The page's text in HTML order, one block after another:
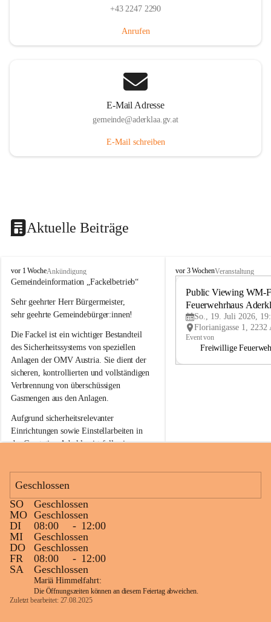
+43 2247 2290
Anrufen
E-Mail Adresse
gemeinde@aderklaa.gv.at
E-Mail schreiben
Aktuelle Beiträge
A
d
r
k
a
a
vor 1 WocheAnkündigung
Gemeindeinformation „Fackelbetrieb“
Sehr geehrter Herr Bürgermeister,
sehr geehrte Gemeindebürger:innen!
Die Fackel ist ein wichtiger Bestandteil
des Sicherheitssystems von speziellen
Anlagen der OMV Austria. Sie dient der
sicheren, kontrollierten und vollständigen
Verbrennung von überschüssigen
Gasmengen aus den Anlagen.
Aufgrund sicherheitsrelevanter
Einrichtungen sowie Einstellarbeiten in
der Gasstation Aderklaa ist fallweise
kommenden Tagen und Wochen wird
sein.
Die OMV Austria ist bemüht, für die
Bevölkerung ungewohnte, jedoch
technisch notwendige Betriebszustände so
kurz wie möglich zu halten.
Wir bitten daher die umliegende
Bevölkerung um Verständnis.
A
vor 3 WochenVeranstaltung
Public Viewing WM-
Feuerwehrhaus
So., 19. Juli 2026,
Event von
Freiwillige
Geschlossen
SO
Geschlossen
MO Geschlossen
DI
08:00 - 12:00
MI
Geschlossen
DO
Geschlossen
FR
08:00 - 12:00
SA
Geschlossen
Mariä Himmelfahrt:
Die Öffnungszeiten können an diesem Feiertag abweichen.
Zuletzt bearbeitet: 27.08.2025